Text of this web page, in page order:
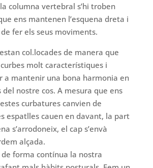
columna vertebral s’hi troben
ens mantenen l’esquena dreta i
de fer els seus moviments.
col.locades de manera que
molt característiques i
a mantenir una bona harmonia en
nostre cos. A mesura que ens
curbatures canvien de
espatlles cauen en davant, la part
s’arrodoneix, el cap s’envà
alçada.
forma contínua la nostra